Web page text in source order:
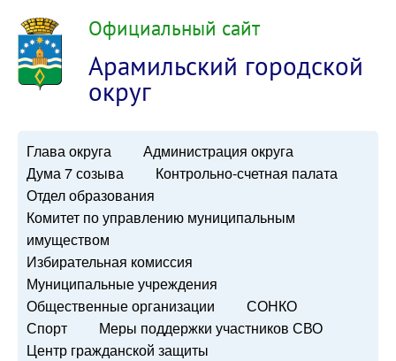
Официальный сайт
Арамильский городской
округ
Глава округа
Администрация округа
Дума 7 созыва
Контрольно-счетная палата
Отдел образования
Комитет по управлению муниципальным
имуществом
Избирательная комиссия
Муниципальные учреждения
Общественные организации
СОНКО
Спорт
Меры поддержки участников СВО
Центр гражданской защиты